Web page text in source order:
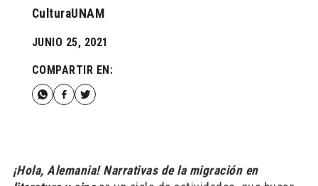
CulturaUNAM
JUNIO 25, 2021
COMPARTIR EN:
¡Hola, Alemania! Narrativas de la migración en